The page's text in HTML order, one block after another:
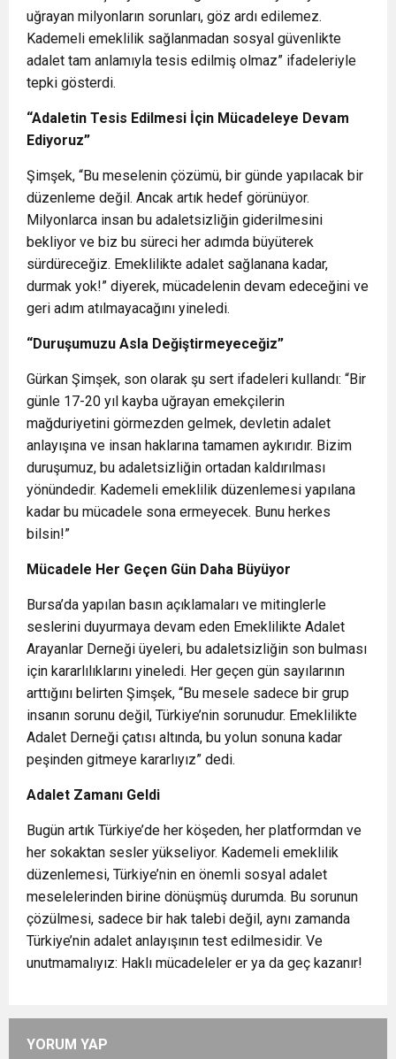
uğrayan milyonların sorunları, göz ardı edilemez.
Kademeli emeklilik sağlanmadan sosyal güvenlikte
adalet tam anlamıyla tesis edilmiş olmaz” ifadeleriyle
tepki gösterdi.
“Adaletin Tesis Edilmesi İçin Mücadeleye Devam
Ediyoruz”
Şimşek, “Bu meselenin çözümü, bir günde yapılacak bir
düzenleme değil. Ancak artık hedef görünüyor.
Milyonlarca insan bu adaletsizliğin giderilmesini
bekliyor ve biz bu süreci her adımda büyüterek
sürdüreceğiz. Emeklilikte adalet sağlanana kadar,
durmak yok!” diyerek, mücadelenin devam edeceğini ve
geri adım atılmayacağını yineledi.
“Duruşumuzu Asla Değiştirmeyeceğiz”
Gürkan Şimşek, son olarak şu sert ifadeleri kullandı: “Bir
günle 17-20 yıl kayba uğrayan emekçilerin
mağduriyetini görmezden gelmek, devletin adalet
anlayışına ve insan haklarına tamamen aykırıdır. Bizim
duruşumuz, bu adaletsizliğin ortadan kaldırılması
yönündedir. Kademeli emeklilik düzenlemesi yapılana
kadar bu mücadele sona ermeyecek. Bunu herkes
bilsin!”
Mücadele Her Geçen Gün Daha Büyüyor
Bursa’da yapılan basın açıklamaları ve mitinglerle
seslerini duyurmaya devam eden Emeklilikte Adalet
Arayanlar Derneği üyeleri, bu adaletsizliğin son bulması
için kararlılıklarını yineledi. Her geçen gün sayılarının
arttığını belirten Şimşek, “Bu mesele sadece bir grup
insanın sorunu değil, Türkiye’nin sorunudur. Emeklilikte
Adalet Derneği çatısı altında, bu yolun sonuna kadar
peşinden gitmeye kararlıyız” dedi.
Adalet Zamanı Geldi
Bugün artık Türkiye’de her köşeden, her platformdan ve
her sokaktan sesler yükseliyor. Kademeli emeklilik
düzenlemesi, Türkiye’nin en önemli sosyal adalet
meselelerinden birine dönüşmüş durumda. Bu sorunun
çözülmesi, sadece bir hak talebi değil, aynı zamanda
Türkiye’nin adalet anlayışının test edilmesidir. Ve
unutmamalıyız: Haklı mücadeleler er ya da geç kazanır!
YORUM YAP